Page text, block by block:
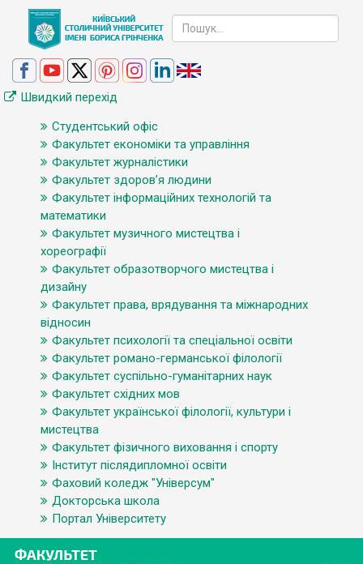
Швидкий перехід
Студентський офіс
Факультет економіки та управління
Факультет журналістики
Факультет здоров’я людини
Факультет інформаційних технологій та
математики
Факультет музичного мистецтва і
хореографії
Факультет образотворчого мистецтва і
дизайну
Факультет права, врядування та міжнародних
відносин
Факультет психології та спеціальної освіти
Факультет романо-германської філології
Факультет суспільно-гуманітарних наук
Факультет східних мов
Факультет української філології, культури і
мистецтва
Факультет фізичного виховання і спорту
Інститут післядипломної освіти
Фаховий коледж "Універсум"
Докторська школа
Портал Університету